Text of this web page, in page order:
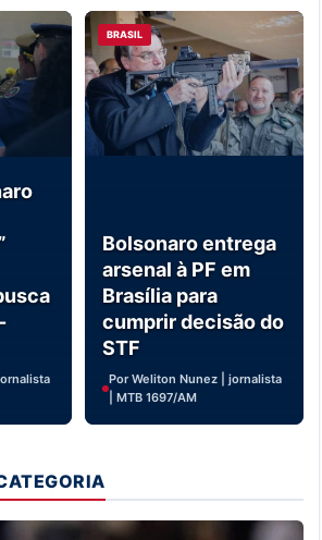
BRASIL
Bolsonaro entrega
arsenal à PF em
Brasília para
cumprir decisão do
STF
Por Weliton Nunez | jornalista
| MTB 1697/AM